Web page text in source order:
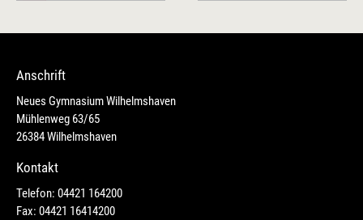
Anschrift
Neues Gymnasium Wilhelmshaven
Mühlenweg 63/65
26384 Wilhelmshaven
Kontakt
Telefon: 04421 164200
Fax: 04421 16414200